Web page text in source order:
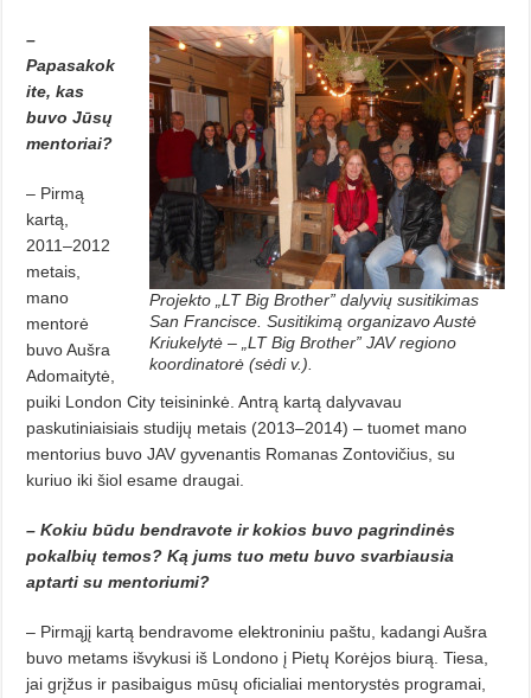
Projekto „LT Big Brother” dalyvių susitikimas
San Francisce. Susitikimą organizavo Austė
Kriukelytė – „LT Big Brother” JAV regiono
koordinatorė (sėdi v.).
–
Papasakok
ite, kas
buvo Jūsų
mentoriai?
– Pirmą
kartą,
2011–2012
metais,
mano
mentorė
buvo Aušra
Adomaitytė,
puiki London City teisininkė. Antrą kartą dalyvavau
paskutiniaisiais studijų metais (2013–2014) – tuomet mano
mentorius buvo JAV gyvenantis Romanas Zontovičius, su
kuriuo iki šiol esame draugai.
– Kokiu būdu bendravote ir kokios buvo pagrindinės
pokalbių temos? Ką jums tuo metu buvo svarbiausia
aptarti su mentoriumi?
– Pirmąjį kartą bendravome elektroniniu paštu, kadangi Aušra
buvo metams išvykusi iš Londono į Pietų Korėjos biurą. Tiesa,
jai grįžus ir pasibaigus mūsų oficialiai mentorystės programai,